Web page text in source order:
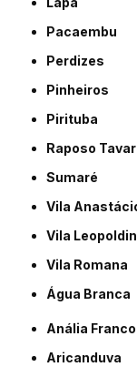
Pacaembu
Perdizes
Pinheiros
Pirituba
Raposo
Sumaré
Vila
Vila
Vila Romana
Água Branca
Anália Franco
Aricanduva